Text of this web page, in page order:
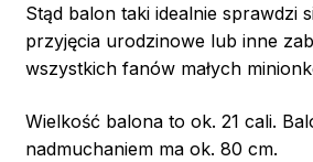
Stąd balon taki idealnie sprawdzi
przyjęcia urodzinowe lub inne
wszystkich fanów małych
Wielkość balona to ok. 21 cali.
nadmuchaniem ma ok. 80 cm.